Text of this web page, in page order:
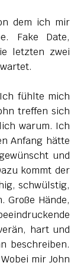
dem ich mir
Fake Date,
letzten zwei
fühlte mich
treffen sich
warum. Ich
Anfang hätte
und
kommt der
schwülstig,
Große Hände,
hart und
beschreiben.
mir John